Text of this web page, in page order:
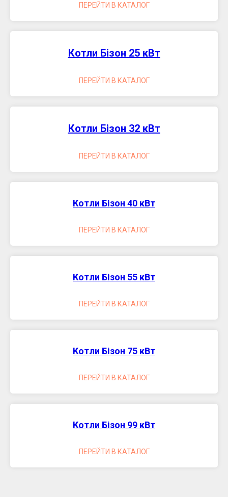
ПЕРЕЙТИ В КАТАЛОГ
Котли Бізон 25 кВт
ПЕРЕЙТИ В КАТАЛОГ
Котли Бізон 32 кВт
ПЕРЕЙТИ В КАТАЛОГ
Котли Бізон 40 кВт
ПЕРЕЙТИ В КАТАЛОГ
Котли Бізон 55 кВт
ПЕРЕЙТИ В КАТАЛОГ
Котли Бізон 75 кВт
ПЕРЕЙТИ В КАТАЛОГ
Котли Бізон 99 кВт
ПЕРЕЙТИ В КАТАЛОГ